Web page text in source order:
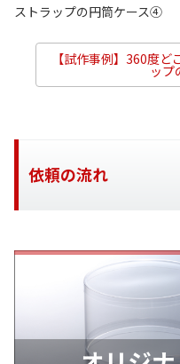
ストラップの円筒ケース④
【試作事例】360度
ップ
依頼の流れ